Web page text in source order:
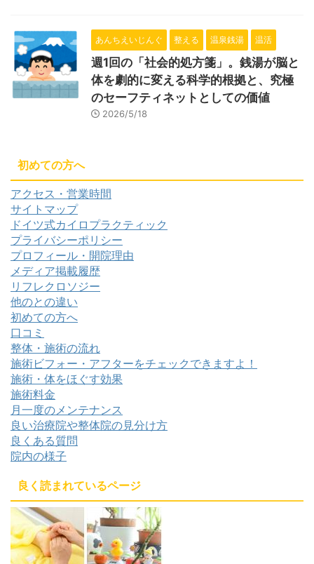
あんちえいじんぐ 整える 温泉銭湯 温活
週1回の「社会的処方箋」。銭湯が脳と
体を劇的に変える科学的根拠と、究極
のセーフティネットとしての価値
2026/5/18
初めての方へ
アクセス・営業時間
サイトマップ
ドイツ式カイロプラクティック
プライバシーポリシー
プロフィール・開院理由
メディア掲載履歴
リフレクロソジー
他のとの違い
初めての方へ
口コミ
整体・施術の流れ
施術ビフォー・アフターをチェックできますよ！
施術・体をほぐす効果
施術料金
月一度のメンテナンス
良い治療院や整体院の見分け方
良くある質問
院内の様子
良く読まれているページ